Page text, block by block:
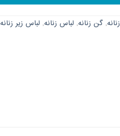
زنانه, گن زنانه, لباس زنانه, لباس زیر زنانه